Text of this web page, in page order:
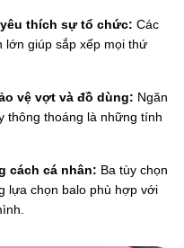
thích sự tổ chức: Các
lớn giúp sắp xếp mọi thứ
vệ vợt và đồ dùng: Ngăn
thông thoáng là những tính
cách cá nhân: Ba tùy chọn
lựa chọn balo phù hợp với